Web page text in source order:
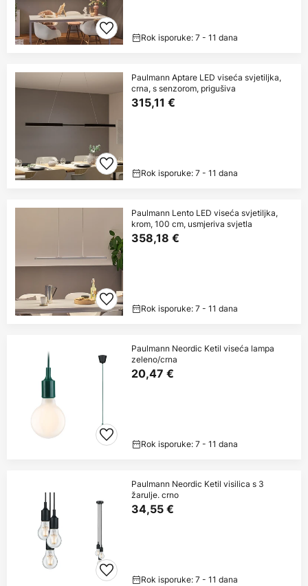
Rok isporuke: 7 - 11 dana
Paulmann Aptare LED viseća svjetiljka,
crna, s senzorom, prigušiva
315,11 €
Rok isporuke: 7 - 11 dana
Paulmann Lento LED viseća svjetiljka,
krom, 100 cm, usmjeriva svjetla
358,18 €
Rok isporuke: 7 - 11 dana
Paulmann Neordic Ketil viseća lampa
zeleno/crna
20,47 €
Rok isporuke: 7 - 11 dana
Paulmann Neordic Ketil visilica s 3
žarulje. crno
34,55 €
Rok isporuke: 7 - 11 dana